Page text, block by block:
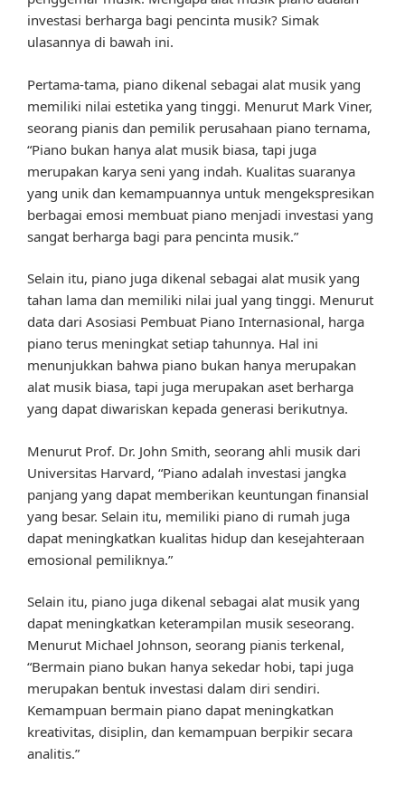
investasi berharga bagi pencinta musik? Simak
ulasannya di bawah ini.
Pertama-tama, piano dikenal sebagai alat musik yang
memiliki nilai estetika yang tinggi. Menurut Mark Viner,
seorang pianis dan pemilik perusahaan piano ternama,
“Piano bukan hanya alat musik biasa, tapi juga
merupakan karya seni yang indah. Kualitas suaranya
yang unik dan kemampuannya untuk mengekspresikan
berbagai emosi membuat piano menjadi investasi yang
sangat berharga bagi para pencinta musik.”
Selain itu, piano juga dikenal sebagai alat musik yang
tahan lama dan memiliki nilai jual yang tinggi. Menurut
data dari Asosiasi Pembuat Piano Internasional, harga
piano terus meningkat setiap tahunnya. Hal ini
menunjukkan bahwa piano bukan hanya merupakan
alat musik biasa, tapi juga merupakan aset berharga
yang dapat diwariskan kepada generasi berikutnya.
Menurut Prof. Dr. John Smith, seorang ahli musik dari
Universitas Harvard, “Piano adalah investasi jangka
panjang yang dapat memberikan keuntungan finansial
yang besar. Selain itu, memiliki piano di rumah juga
dapat meningkatkan kualitas hidup dan kesejahteraan
emosional pemiliknya.”
Selain itu, piano juga dikenal sebagai alat musik yang
dapat meningkatkan keterampilan musik seseorang.
Menurut Michael Johnson, seorang pianis terkenal,
“Bermain piano bukan hanya sekedar hobi, tapi juga
merupakan bentuk investasi dalam diri sendiri.
Kemampuan bermain piano dapat meningkatkan
kreativitas, disiplin, dan kemampuan berpikir secara
analitis.”